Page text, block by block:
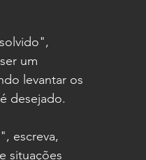
um
levantar os
desejado.
escreva,
situações